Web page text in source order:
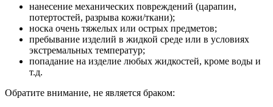
нанесение механических повреждений (царапин,
потертостей, разрыва кожи/ткани);
носка очень тяжелых или острых предметов;
пребывание изделий в жидкой среде или в условиях
экстремальных температур;
попадание на изделие любых жидкостей, кроме воды и
т.д.
Обратите внимание, не является браком: